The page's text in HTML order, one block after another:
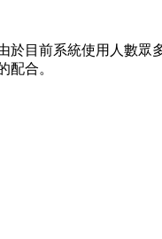
於目前系統使用人數
配合。